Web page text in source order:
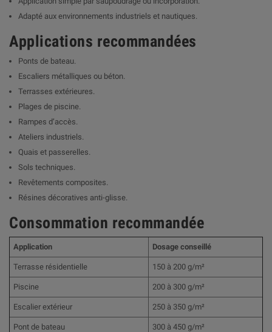
Adapté aux environnements industriels et nautiques.
Applications recommandées
Ponts de bateau.
Escaliers métalliques ou béton.
Terrasses extérieures.
Plages de piscine.
Rampes d’accès.
Ateliers industriels.
Quais et passerelles.
Sols techniques.
Revêtements composites.
Résines décoratives anti-glisse.
Consommation recommandée
Application Dosage conseillé
Terrasse résidentielle 150 à 200 g/m²
Piscine 200 à 300 g/m²
Escalier extérieur 250 à 350 g/m²
Pont de bateau 300 à 450 g/m²